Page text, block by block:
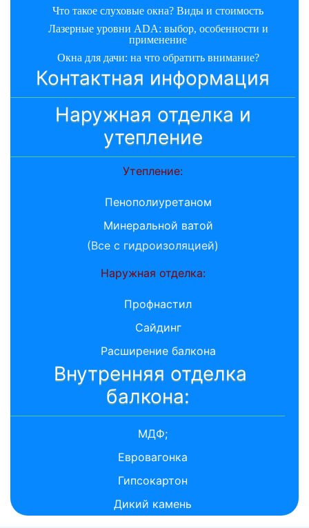
Что такое слуховые окна? Виды и стоимость
Лазерные уровни ADA: выбор, особенности и
применение
Окна для дачи: на что обратить внимание?
Контактная информация
Наружная отделка и
утепление
Утепление:
Пенополиуретаном
Минеральной ватой
(Все с гидроизоляцией)
Наружная отделка:
Профнастил
Сайдинг
Расширение балкона
Внутренняя отделка
балкона:
МДФ;
Евровагонка
Гипсокартон
Дикий камень